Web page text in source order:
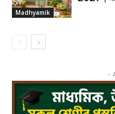
Madhyamik
-